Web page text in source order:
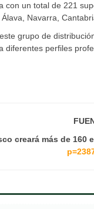
con un total de 221
Navarra,
grupo de
diferentes perfiles
creará más de